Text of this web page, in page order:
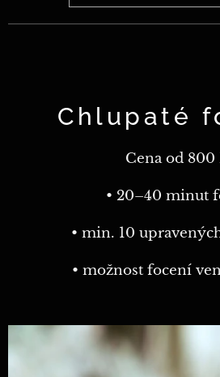
Chlupaté
Cena od 800
• 20–40 minut
• min. 10
• možnost focení